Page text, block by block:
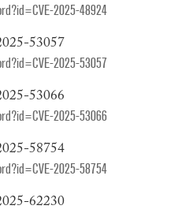
2025-48924
53057
2025-53057
53066
2025-53066
58754
2025-58754
62230